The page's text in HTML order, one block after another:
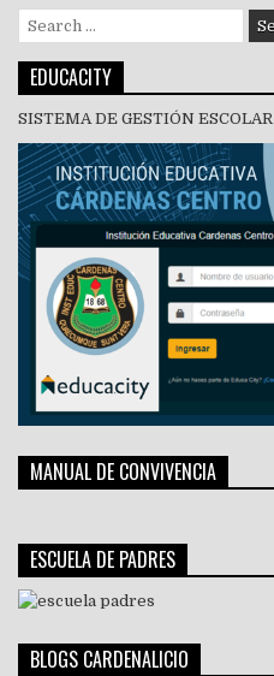
Search
for:
EDUCACITY
SISTEMA DE GESTIÓN ESCOLAR
MANUAL DE CONVIVENCIA
ESCUELA DE PADRES
BLOGS CARDENALICIO